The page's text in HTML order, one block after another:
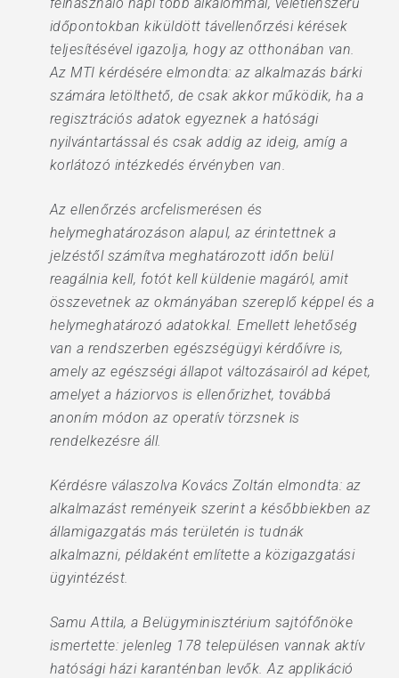
időpontokban kiküldött távellenőrzési kérések
teljesítésével igazolja, hogy az otthonában van.
Az MTI kérdésére elmondta: az alkalmazás bárki
számára letölthető, de csak akkor működik, ha a
regisztrációs adatok egyeznek a hatósági
nyilvántartással és csak addig az ideig, amíg a
korlátozó intézkedés érvényben van.
Az ellenőrzés arcfelismerésen és
helymeghatározáson alapul, az érintettnek a
jelzéstől számítva meghatározott időn belül
reagálnia kell, fotót kell küldenie magáról, amit
összevetnek az okmányában szereplő képpel és a
helymeghatározó adatokkal. Emellett lehetőség
van a rendszerben egészségügyi kérdőívre is,
amely az egészségi állapot változásairól ad képet,
amelyet a háziorvos is ellenőrizhet, továbbá
anoním módon az operatív törzsnek is
rendelkezésre áll.
Kérdésre válaszolva Kovács Zoltán elmondta: az
alkalmazást reményeik szerint a későbbiekben az
államigazgatás más területén is tudnák
alkalmazni, példaként említette a közigazgatási
ügyintézést.
Samu Attila, a Belügyminisztérium sajtófőnöke
ismertette: jelenleg 178 településen vannak aktív
hatósági házi karanténban levők. Az applikáció